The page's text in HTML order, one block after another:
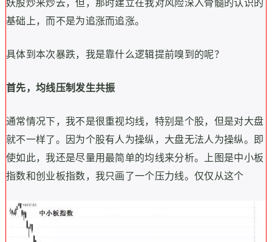
妖股炒来炒去，但，那时建立在我对风险深入骨髓的认识的
基础上，而不是为追涨而追涨。
具体到本次暴跌，我是靠什么逻辑提前嗅到的呢？
首先，均线压制发生共振
通常情况下，我不是很重视均线，特别是个股，但是对大盘
就不一样了。因为个股有人为操纵，大盘无法人为操纵。即
使如此，我还是尽量用最简单的均线来分析。上图是中小板
指数和创业板指数，我只画了一个压力线。仅仅从这个